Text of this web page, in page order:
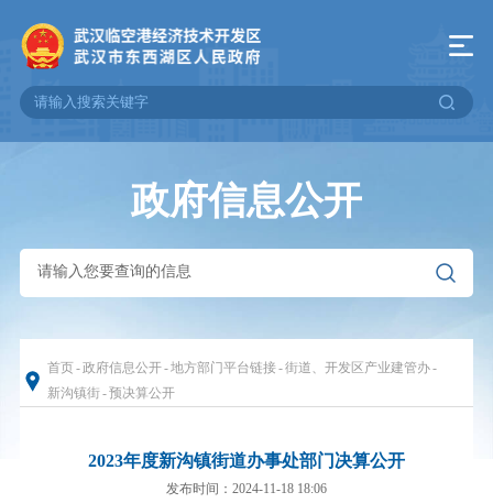
政府信息公开
首页-政府信息公开-地方部门平台链接-街道、开发区产业建管办-
新沟镇街-预决算公开
2023年度新沟镇街道办事处部门决算公开
发布时间：2024-11-18 18:06